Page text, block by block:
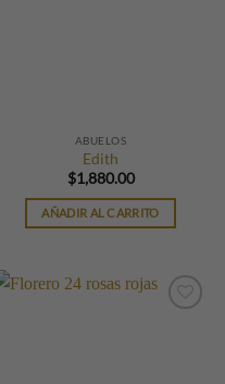
ABUELOS
Edith
$1,880.00
AÑADIR AL CARRITO